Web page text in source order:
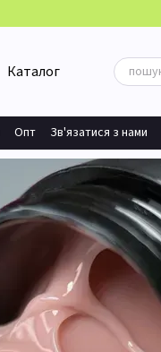
Каталог
Опт Зв'язатися з нами